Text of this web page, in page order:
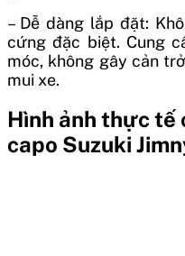
– Dễ dàng lắp đặt:
cứng đặc biệt. Cung
móc, không gây cản
mui xe.
Hình ảnh thực tế
capo Suzuki